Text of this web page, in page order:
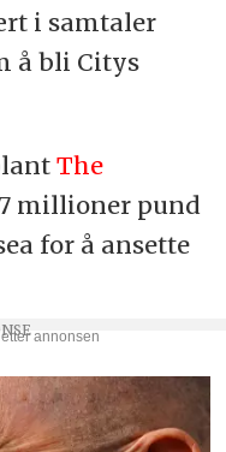
i samtaler
å bli Citys
The
millioner pund
for å ansette